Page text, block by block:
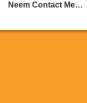
Neem Contact Met Ons Op